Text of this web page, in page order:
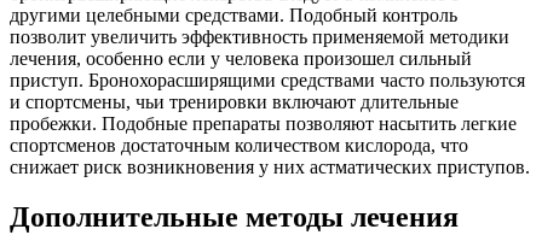
другими целебными средствами. Подобный контроль
позволит увеличить эффективность применяемой методики
лечения, особенно если у человека произошел сильный
приступ. Бронохорасширящими средствами часто пользуются
и спортсмены, чьи тренировки включают длительные
пробежки. Подобные препараты позволяют насытить легкие
спортсменов достаточным количеством кислорода, что
снижает риск возникновения у них астматических приступов.
Дополнительные методы лечения